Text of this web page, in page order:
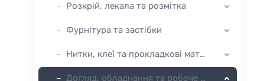
Розкрій, лекала та розмітка
Фурнітура та застібки
Нитки, клеї та прокладкові матеріали
Догляд, обладнання та робоче місце